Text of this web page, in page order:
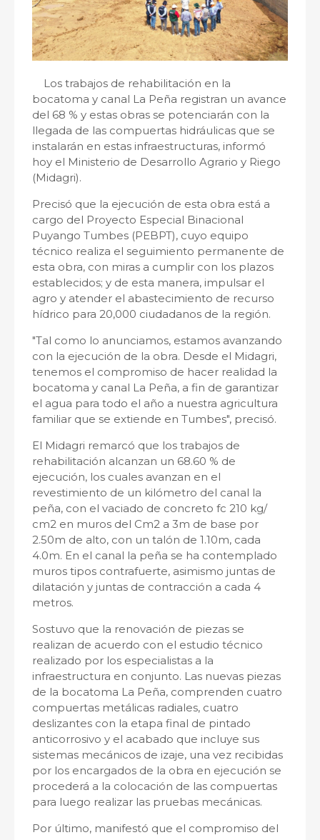
Los trabajos de rehabilitación en la
bocatoma y canal La Peña registran un avance
del 68 % y estas obras se potenciarán con la
llegada de las compuertas hidráulicas que se
instalarán en estas infraestructuras, informó
hoy el Ministerio de Desarrollo Agrario y Riego
(Midagri).
Precisó que la ejecución de esta obra está a
cargo del Proyecto Especial Binacional
Puyango Tumbes (PEBPT), cuyo equipo
técnico realiza el seguimiento permanente de
esta obra, con miras a cumplir con los plazos
establecidos; y de esta manera, impulsar el
agro y atender el abastecimiento de recurso
hídrico para 20,000 ciudadanos de la región.
"Tal como lo anunciamos, estamos avanzando
con la ejecución de la obra. Desde el Midagri,
tenemos el compromiso de hacer realidad la
bocatoma y canal La Peña, a fin de garantizar
el agua para todo el año a nuestra agricultura
familiar que se extiende en Tumbes", precisó.
El Midagri remarcó que los trabajos de
rehabilitación alcanzan un 68.60 % de
ejecución, los cuales avanzan en el
revestimiento de un kilómetro del canal la
peña, con el vaciado de concreto fc 210 kg/
cm2 en muros del Cm2 a 3m de base por
2.50m de alto, con un talón de 1.10m, cada
4.0m. En el canal la peña se ha contemplado
muros tipos contrafuerte, asimismo juntas de
dilatación y juntas de contracción a cada 4
metros.
Sostuvo que la renovación de piezas se
realizan de acuerdo con el estudio técnico
realizado por los especialistas a la
infraestructura en conjunto. Las nuevas piezas
de la bocatoma La Peña, comprenden cuatro
compuertas metálicas radiales, cuatro
deslizantes con la etapa final de pintado
anticorrosivo y el acabado que incluye sus
sistemas mecánicos de izaje, una vez recibidas
por los encargados de la obra en ejecución se
procederá a la colocación de las compuertas
para luego realizar las pruebas mecánicas.
Por último, manifestó que el compromiso del